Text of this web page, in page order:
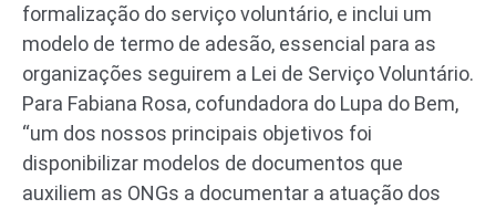
formalização do serviço voluntário, e inclui um
modelo de termo de adesão, essencial para as
organizações seguirem a Lei de Serviço Voluntário.
Para Fabiana Rosa, cofundadora do Lupa do Bem,
“um dos nossos principais objetivos foi
disponibilizar modelos de documentos que
auxiliem as ONGs a documentar a atuação dos